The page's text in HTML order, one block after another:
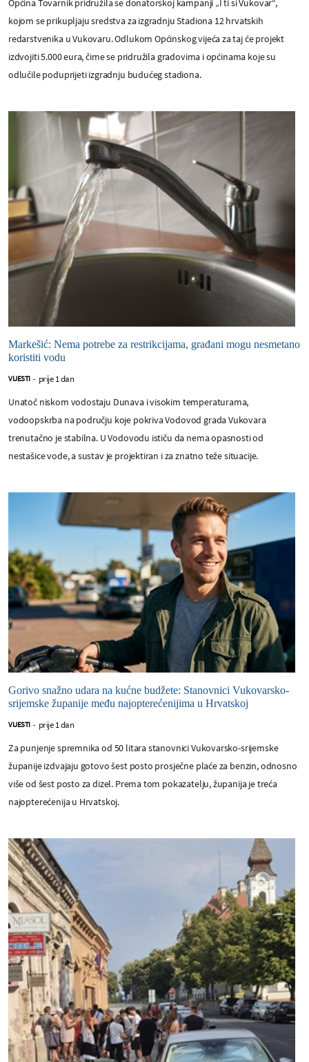
Općina Tovarnik pridružila se donatorskoj kampanji „I ti si Vukovar“,
kojom se prikupljaju sredstva za izgradnju Stadiona 12 hrvatskih
redarstvenika u Vukovaru. Odlukom Općinskog vijeća za taj će projekt
izdvojiti 5.000 eura, čime se pridružila gradovima i općinama koje su
odlučile poduprijeti izgradnju budućeg stadiona.
Markešić: Nema potrebe za restrikcijama, građani mogu nesmetano
koristiti vodu
VIJESTI - prije 1 dan
Unatoč niskom vodostaju Dunava i visokim temperaturama,
vodoopskrba na području koje pokriva Vodovod grada Vukovara
trenutačno je stabilna. U Vodovodu ističu da nema opasnosti od
nestašice vode, a sustav je projektiran i za znatno teže situacije.
Gorivo snažno udara na kućne budžete: Stanovnici Vukovarsko-
srijemske županije među najopterećenijima u Hrvatskoj
VIJESTI - prije 1 dan
Za punjenje spremnika od 50 litara stanovnici Vukovarsko-srijemske
županije izdvajaju gotovo šest posto prosječne plaće za benzin, odnosno
više od šest posto za dizel. Prema tom pokazatelju, županija je treća
najopterećenija u Hrvatskoj.